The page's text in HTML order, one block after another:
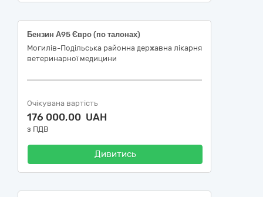
Бензин А95 Євро (по талонах)
Могилів-Подільська районна державна лікарня
ветеринарної медицини
Очікувана вартість
176 000,00 UAH
з ПДВ
Дивитись